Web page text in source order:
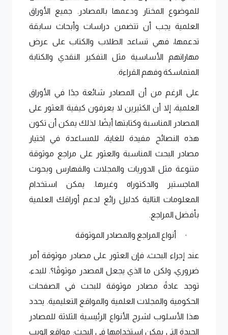
المتماسكة وفهم القراءة.
بأفضل المراجع.
· أنواع المراجع والمصادر الموثوقة